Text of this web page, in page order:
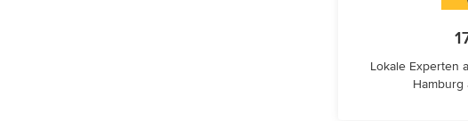
Lokale Experten
Hamburg